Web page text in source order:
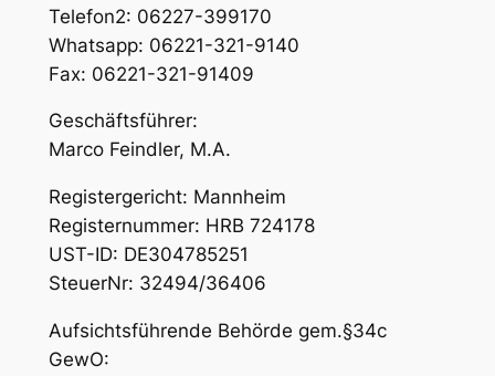
Telefon2: 06227-399170
Whatsapp: 06221-321-9140
Fax: 06221-321-91409
Geschäftsführer:
Marco Feindler, M.A.
Registergericht: Mannheim
Registernummer: HRB 724178
UST-ID: DE304785251
SteuerNr: 32494/36406
Aufsichtsführende Behörde gem.§34c
GewO: